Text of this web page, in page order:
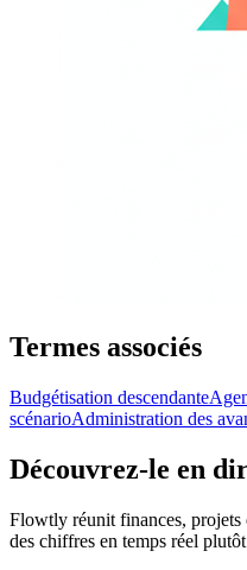
Termes associés
Budgétisation descendante
scénarioAdministration des
Découvrez-le en
Flowtly réunit finances,
des chiffres en temps réel